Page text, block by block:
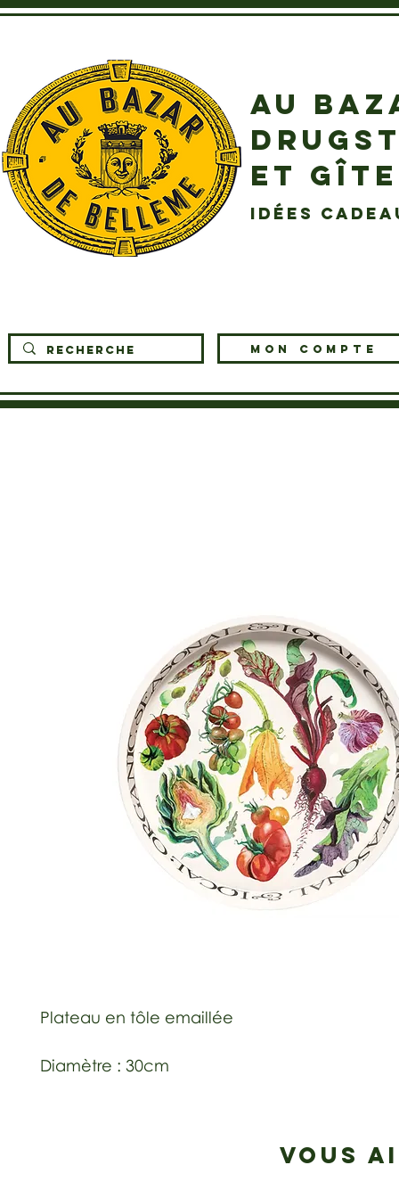
AU
ET
idées
MON COMPTE
Plateau en tôle emaillée
Diamètre : 30cm
VOUS